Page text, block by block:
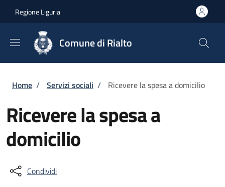
Regione Liguria
Comune di Rialto
Briciole di pane
Home / Servizi sociali / Ricevere la spesa a domicilio
Ricevere la spesa a
domicilio
Condividi